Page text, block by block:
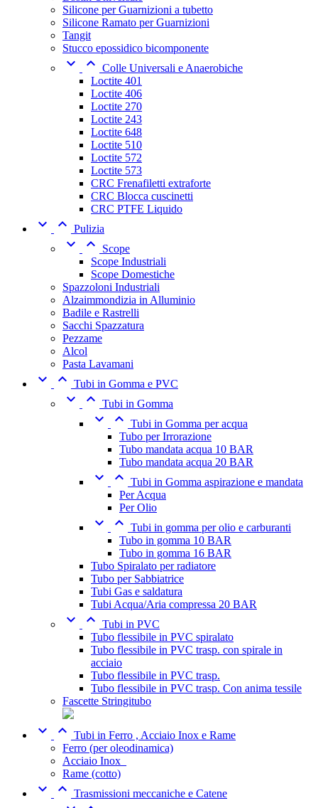
Silicone per Guarnizioni a tubetto
Silicone Ramato per Guarnizioni
Tangit
Stucco epossidico bicomponente
  Colle Universali e Anaerobiche
Loctite 401
Loctite 406
Loctite 270
Loctite 243
Loctite 648
Loctite 510
Loctite 572
Loctite 573
CRC Frenafiletti extraforte
CRC Blocca cuscinetti
CRC PTFE Liquido
  Pulizia
 
Scope
Scope Industriali
Scope Domestiche
Spazzoloni Industriali
Alzaimmondizia in Alluminio
Badile e Rastrelli
Sacchi Spazzatura
Pezzame
Alcol
Pasta Lavamani
  Tubi in Gomma e PVC
  Tubi in Gomma
  Tubi in Gomma per acqua
Tubo per Irrorazione
Tubo mandata acqua 10 BAR
Tubo mandata acqua 20 BAR
  Tubi in Gomma aspirazione e mandata
Per Acqua
Per Olio
  Tubi in gomma per olio e carburanti
Tubo in gomma 10 BAR
Tubo in gomma 16 BAR
Tubo Spiralato per radiatore
Tubo per Sabbiatrice
Tubi Gas e saldatura
Tubi Acqua/Aria compressa 20 BAR
  Tubi in PVC
Tubo flessibile in PVC spiralato
Tubo flessibile in PVC trasp. con spirale in
acciaio
Tubo flessibile in PVC trasp.
Tubo flessibile in PVC trasp. Con anima tessile
Fascette Stringitubo
  Tubi in Ferro , Acciaio Inox e Rame
Ferro (per oleodinamica)
Acciaio Inox_
Rame (cotto)
  Trasmissioni meccaniche e Catene